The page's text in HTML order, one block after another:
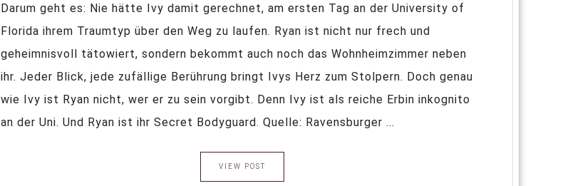
Darum geht es: Nie hätte Ivy damit gerechnet, am ersten Tag an der University of
Florida ihrem Traumtyp über den Weg zu laufen. Ryan ist nicht nur frech und
geheimnisvoll tätowiert, sondern bekommt auch noch das Wohnheimzimmer neben
ihr. Jeder Blick, jede zufällige Berührung bringt Ivys Herz zum Stolpern. Doch genau
wie Ivy ist Ryan nicht, wer er zu sein vorgibt. Denn Ivy ist als reiche Erbin inkognito
an der Uni. Und Ryan ist ihr Secret Bodyguard. Quelle: Ravensburger ...
VIEW POST